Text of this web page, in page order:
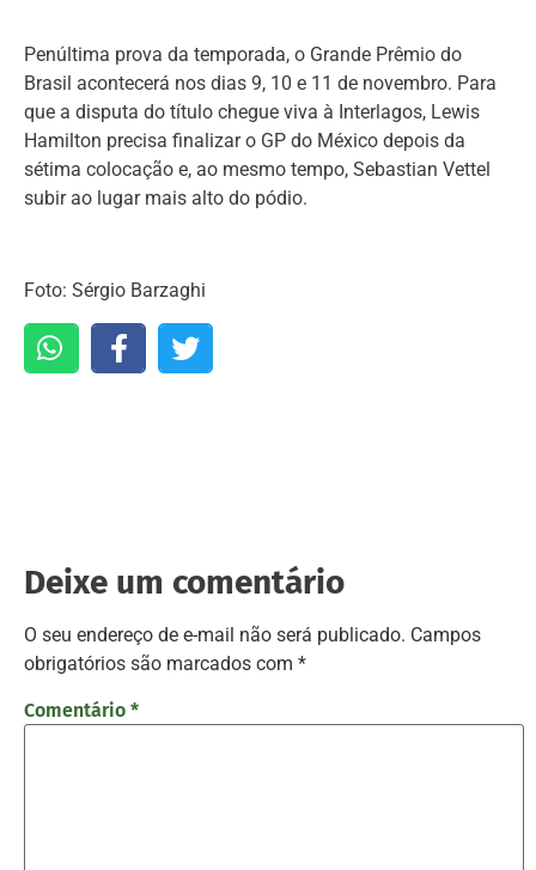
Penúltima prova da temporada, o Grande Prêmio do
Brasil acontecerá nos dias 9, 10 e 11 de novembro. Para
que a disputa do título chegue viva à Interlagos, Lewis
Hamilton precisa finalizar o GP do México depois da
sétima colocação e, ao mesmo tempo, Sebastian Vettel
subir ao lugar mais alto do pódio.
Foto: Sérgio Barzaghi
Deixe um comentário
O seu endereço de e-mail não será publicado. Campos
obrigatórios são marcados com *
Comentário *